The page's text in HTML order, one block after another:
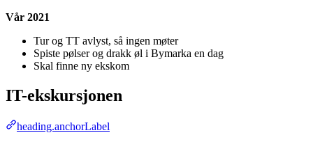
Vår 2021
Tur og TT avlyst, så ingen møter
Spiste pølser og drakk øl i Bymarka en dag
Skal finne ny ekskom
IT-ekskursjonen
heading.anchorLabel